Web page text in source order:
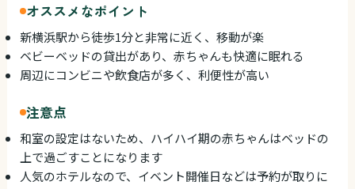
オススメなポイント
新横浜駅から徒歩1分と非常に近く、移動が楽
ベビーベッドの貸出があり、赤ちゃんも快適に眠れる
周辺にコンビニや飲食店が多く、利便性が高い
注意点
和室の設定はないため、ハイハイ期の赤ちゃんはベッドの
上で過ごすことになります
人気のホテルなので、イベント開催日などは予約が取りに